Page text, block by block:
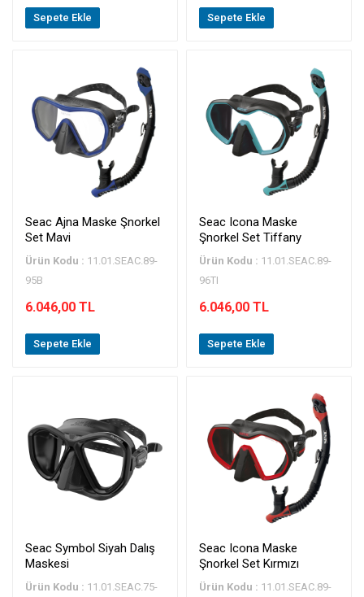
Sepete Ekle Sepete Ekle
Seac Ajna Maske Şnorkel
Set Mavi
Ürün Kodu : 11.01.SEAC.89-
95B
6.046,00 TL
Sepete Ekle
Seac Icona Maske
Şnorkel Set Tiffany
Ürün Kodu : 11.01.SEAC.89-
96TI
6.046,00 TL
Sepete Ekle
Seac Symbol Siyah Dalış
Maskesi
Ürün Kodu : 11.01.SEAC.75-
Seac Icona Maske
Şnorkel Set Kırmızı
Ürün Kodu : 11.01.SEAC.89-